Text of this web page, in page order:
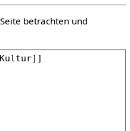
betrachten und